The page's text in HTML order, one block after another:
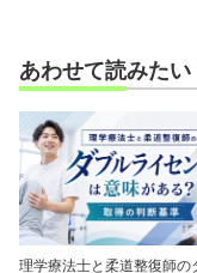
あわせて読みた
理学療法士と柔道整復師の